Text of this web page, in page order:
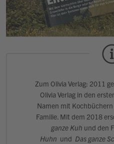
Zum Olivia Verlag: 2011
Olivia Verlag in den
Namen mit
Familie. Mit dem 2018
ganze Kuh und den
Huhn und Das ganze